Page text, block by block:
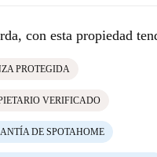
con esta propiedad
PROTEGIDA
VERIFICADO
DE SPOTAHOME